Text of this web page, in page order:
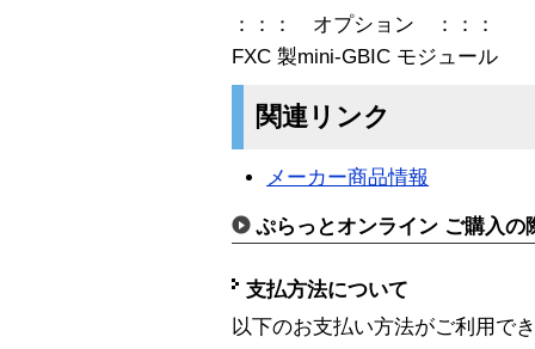
：：： オプション ：：：
FXC 製mini-GBIC モジュール
関連リンク
メーカー商品情報
ぷらっとオンライン ご購入の
支払方法について
以下のお支払い方法がご利用で